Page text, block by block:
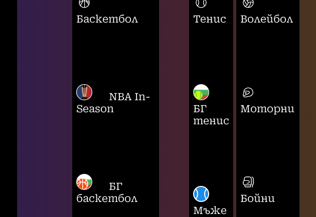
Баскетбол
NBA In-
Season
БГ
баскетбол
Тенис
БГ
тенис
Мъже
Волейбол
Моторни
Бойни